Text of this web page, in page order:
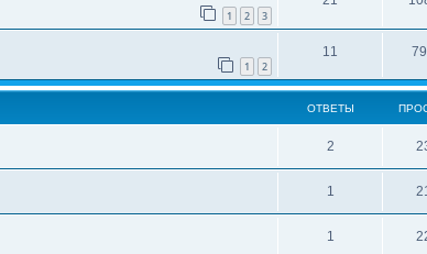
1 2 3
1 2
11
ОТВЕТЫ
2
1
1